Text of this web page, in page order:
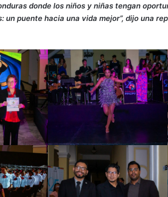
donde los niños y niñas tengan
un puente hacia una vida mejor”, dijo una